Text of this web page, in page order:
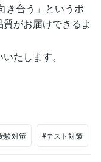
き合う」というポ
がお届けできるよ
たします。
験対策 #テスト対策